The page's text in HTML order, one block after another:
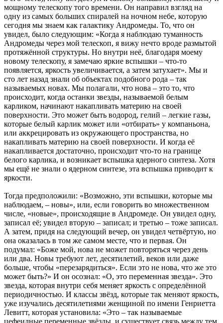
мощному телескопу того времени. Он направил взгляд на
одну из самых больших спиралей на ночном небе, которую
сегодня мы знаем как галактику Андромеды. То, что он
увидел, было следующим: «Когда я наблюдаю туманность
Андромеды через мой телескоп, я вижу нечто вроде размытой
протяжённой структуры. Но внутри неё, благодаря моему
новому телескопу, я замечаю яркие вспышки – что-то
появляется, яркость увеличивается, а затем затухает». Мы и
сто лет назад знали об объектах подобного рода – так
называемых новах. Мы полагали, что нова – это то, что
происходит, когда останки звезды, называемой белым
карликом, начинают накапливать материю на своей
поверхности. Это может быть водород, гелий – легкие газы,
которые белый карлик может или «отбирать» у компаньона,
или аккрецировать из окружающего пространства, но
накапливать материю на своей поверхности. И когда её
накапливается достаточно, происходит что-то на границе
белого карлика, и возникает вспышка ядерного синтеза. Хотя
мы ещё не знали о ядерном синтезе, эта вспышка приводит к
яркости.
Тогда предположили: «Возможно, эти вспышки, которые мы
наблюдаем, – новы», или, если говорить во множественном
числе, «новые», происходящие в Андромеде. Он увидел одну,
записал её; увидел вторую – записал; и третью – тоже записал.
А затем, придя на следующий вечер, он увидел четвёртую, но
она оказалась в том же самом месте, что и первая. Он
подумал: «Боже мой, нова не может повторяться через день
или два. Новы требуют лет, десятилетий, веков или даже
больше, чтобы «перезарядиться». Если это не нова, что же это
может быть?» И он осознал: «О, это переменная звезда». Это
звезда, которая внутри себя меняет яркость с определённой
периодичностью. И классы звёзд, которые так меняют яркость,
уже изучались десятилетиями женщиной по имени Генриетта
Левитт, которая установила: «Это – так называемые
цефеидные переменные звёзды, и существует связь между тем,